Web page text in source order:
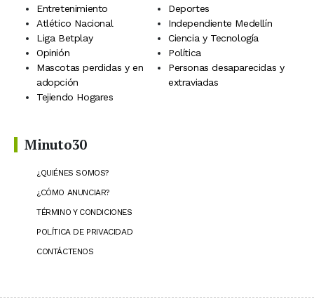
Entretenimiento
Deportes
Atlético Nacional
Independiente Medellín
Liga Betplay
Ciencia y Tecnología
Opinión
Política
Mascotas perdidas y en
adopción
Personas desaparecidas y
extraviadas
Tejiendo Hogares
Minuto30
¿QUIÉNES SOMOS?
¿CÓMO ANUNCIAR?
TÉRMINO Y CONDICIONES
POLÍTICA DE PRIVACIDAD
CONTÁCTENOS